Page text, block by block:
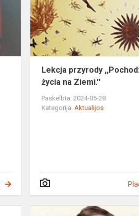
liczbach”
Lekcja przyrody
życia na Ziemi.''
Paskelbta: 2024-05-28
Kategorija:Aktualijos